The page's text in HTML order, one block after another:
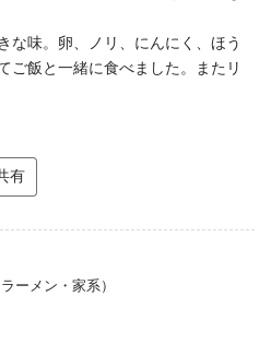
な味。卵、ノリ、にんにく、ほう
ご飯と一緒に食べました。またリ
有
ーメン・家系）